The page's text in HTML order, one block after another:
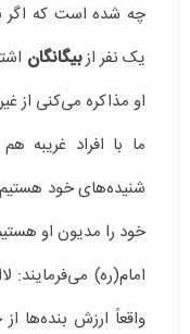
چه شده است که اگر
یک نفر ازبیگانگان
او مذاکره می‌کنی از
ما با افراد غریبه
شنیده‌های خود
خود را مدیون او
امام(ره) می‌فرمایند:
واقعاً ارزش بنده‌ها